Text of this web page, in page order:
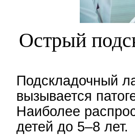
Острый
Подскладочный
вызывается
Наиболее
детей до 5–8 лет.